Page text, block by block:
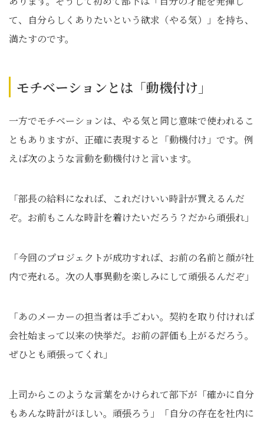
て、自分らしくありたいという欲求（やる気）」を持ち、
満たすのです。
モチベーションとは「動機付け」
一方でモチベーションは、やる気と同じ意味で使われるこ
ともありますが、正確に表現すると「動機付け」です。例
えば次のような言動を動機付けと言います。
「部長の給料になれば、これだけいい時計が買えるんだ
ぞ。お前もこんな時計を着けたいだろう？だから頑張れ」
「今回のプロジェクトが成功すれば、お前の名前と顔が社
内で売れる。次の人事異動を楽しみにして頑張るんだぞ」
「あのメーカーの担当者は手ごわい。契約を取り付ければ
会社始まって以来の快挙だ。お前の評価も上がるだろう。
ぜひとも頑張ってくれ」
上司からこのような言葉をかけられて部下が「確かに自分
もあんな時計がほしい。頑張ろう」「自分の存在を社内に